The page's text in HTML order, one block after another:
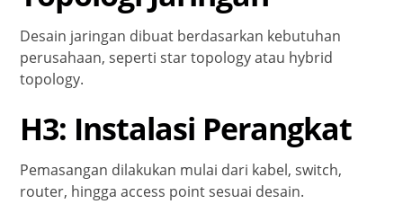
Desain jaringan dibuat berdasarkan kebutuhan
perusahaan, seperti star topology atau hybrid
topology.
H3: Instalasi Perangkat
Pemasangan dilakukan mulai dari kabel, switch,
router, hingga access point sesuai desain.